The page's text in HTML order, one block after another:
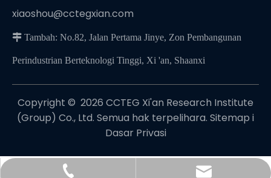
xiaoshou@cctegxian.com
 Tambah: No.82, Jalan Pertama Jinye, Zon Pembangunan
Perindustrian Berteknologi Tinggi, Xi 'an, Shaanxi
Copyright © ️ 2026 CCTEG Xi'an Research Institute
(Group) Co., Ltd. Semua hak terpelihara. Sitemap i
Dasar Privasi